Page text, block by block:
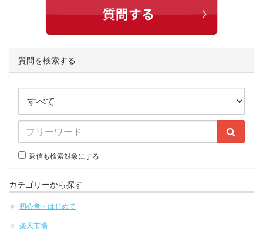
質問を検索する
返信も検索対象にする
カテゴリーから探す
初心者・はじめて
楽天市場